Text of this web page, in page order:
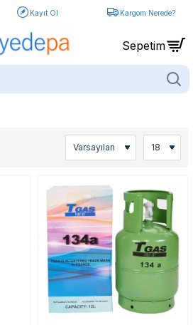
Kayıt Ol Kargom Nerede?